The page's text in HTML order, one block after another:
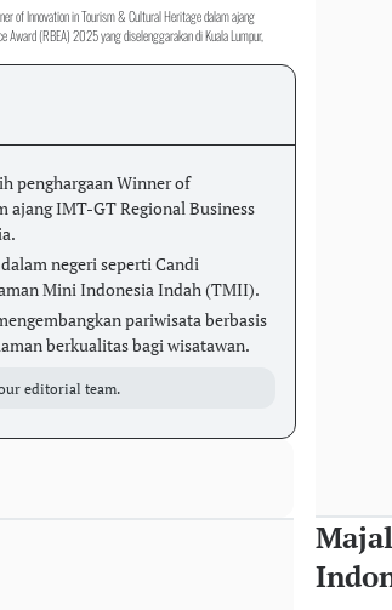
of Innovation in Tourism & Cultural Heritage dalam ajang
(RBEA) 2025 yang diselenggarakan di Kuala Lumpur,
penghargaan Winner of
IMT-GT Regional Business
negeri seperti Candi
Mini Indonesia Indah (TMII).
pariwisata berbasis
berkualitas bagi wisatawan.
editorial team.